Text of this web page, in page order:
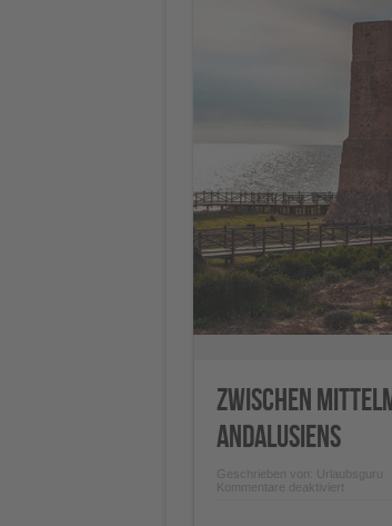
Zwischen
Andalusiens
Geschrieben von: Urlaubsguru
Kommentare deaktiviertfür